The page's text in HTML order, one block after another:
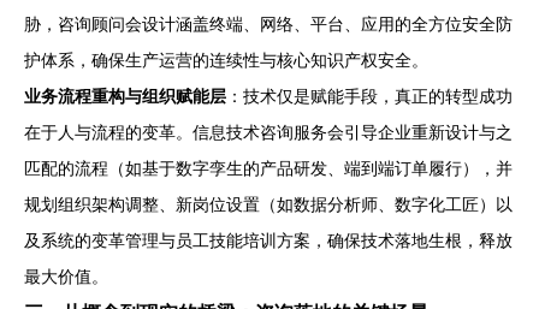
胁，咨询顾问会设计涵盖终端、网络、平台、应用的全方位安全防
护体系，确保生产运营的连续性与核心知识产权安全。
业务流程重构与组织赋能层 ：技术仅是赋能手段，真正的转型成功
在于人与流程的变革。信息技术咨询服务会引导企业重新设计与之
匹配的流程（如基于数字孪生的产品研发、端到端订单履行），并
规划组织架构调整、新岗位设置（如数据分析师、数字化工匠）以
及系统的变革管理与员工技能培训方案，确保技术落地生根，释放
最大价值。